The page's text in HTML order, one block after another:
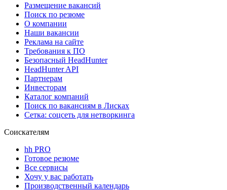
Размещение вакансий
Поиск по резюме
О компании
Наши вакансии
Реклама на сайте
Требования к ПО
Безопасный HeadHunter
HeadHunter API
Партнерам
Инвесторам
Каталог компаний
Поиск по вакансиям в Лисках
Сетка: соцсеть для нетворкинга
Соискателям
hh PRO
Готовое резюме
Все сервисы
Хочу у вас работать
Производственный календарь